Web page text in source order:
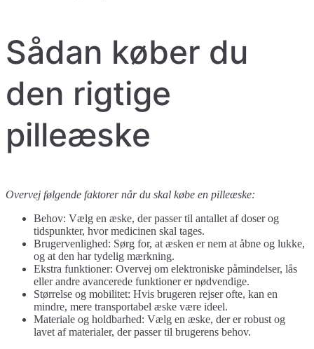
Sådan køber du
den rigtige
pilleæske
Overvej følgende faktorer når du skal købe en pilleæske:
Behov: Vælg en æske, der passer til antallet af doser og
tidspunkter, hvor medicinen skal tages.
Brugervenlighed: Sørg for, at æsken er nem at åbne og lukke,
og at den har tydelig mærkning.
Ekstra funktioner: Overvej om elektroniske påmindelser, lås
eller andre avancerede funktioner er nødvendige.
Størrelse og mobilitet: Hvis brugeren rejser ofte, kan en
mindre, mere transportabel æske være ideel.
Materiale og holdbarhed: Vælg en æske, der er robust og
lavet af materialer, der passer til brugerens behov.